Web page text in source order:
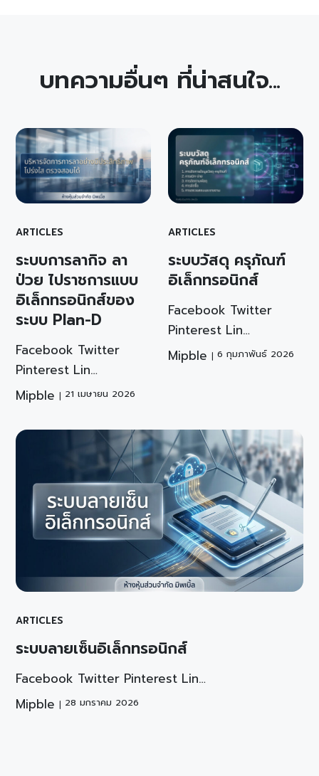
บทความอื่นๆ ที่น่าสนใจ...
ARTICLES
ระบบการลากิจ ลา
ป่วย ไปราชการแบบ
อิเล็กทรอนิกส์ของ
ระบบ Plan-D
Facebook Twitter
Pinterest Lin…
Mipble
21 เมษายน 2026
ARTICLES
ระบบวัสดุ ครุภัณฑ์
อิเล็กทรอนิกส์
Facebook Twitter
Pinterest Lin…
Mipble
6 กุมภาพันธ์ 2026
ARTICLES
ระบบลายเซ็นอิเล็กทรอนิกส์
Facebook Twitter Pinterest Lin…
Mipble
28 มกราคม 2026